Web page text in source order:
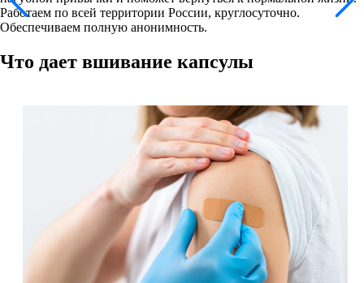
Работаем по всей территории России, круглосуточно.
Обеспечиваем полную анонимность.
Что дает вшивание капсулы